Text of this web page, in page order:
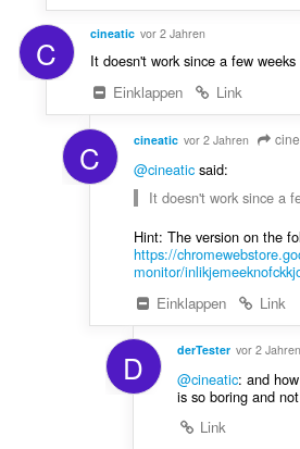
C cineatic vor 2 Jahren
It doesn't work since a few weeks
Einklappen
Link
C cineatic vor 2 Jahren
@cineaticsaid:
It doesn't work since a
Hint: The version on the
https://
monitor/
Einklappen
Link
D derTester vor 2 Jahren
@cineatic: and
is so boring and
Link